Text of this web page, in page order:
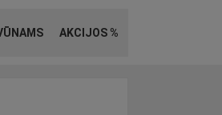
AKCIJOS %